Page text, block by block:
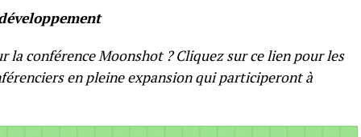
la conférence Moonshot ? Cliquez sur ce lien pour les
en pleine expansion qui participeront à